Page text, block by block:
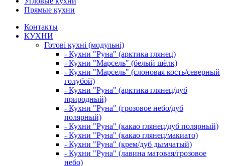
Прямые кухни
Контакты
КУХНИ
Готові кухні (модульні)
- Кухни "Руна" (арктика глянец)
- Кухни "Марсель" (белый шёлк)
- Кухни "Марсель" (слоновая кость/северный
голубой)
- Кухни "Руна" (арктика глянец/дуб
природный)
- Кухни "Руна" (грозовое небо/дуб
полярный)
- Кухни "Руна" (какао глянец/дуб полярный)
- Кухни "Руна" (какао глянец/макиато)
- Кухни "Руна" (крем/дуб дымчатый)
- Кухни "Руна" (лавина матовая/грозовое
небо)